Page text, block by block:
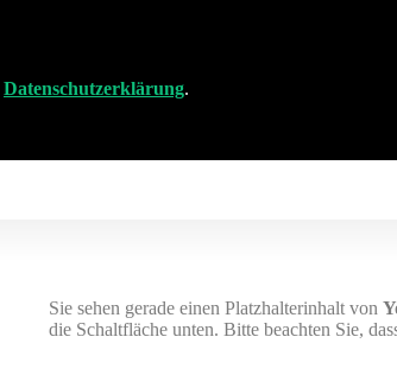
Datenschutzerklärung.
Sie sehen gerade einen Platzhalterinhalt von
die Schaltfläche unten. Bitte beachten Sie,